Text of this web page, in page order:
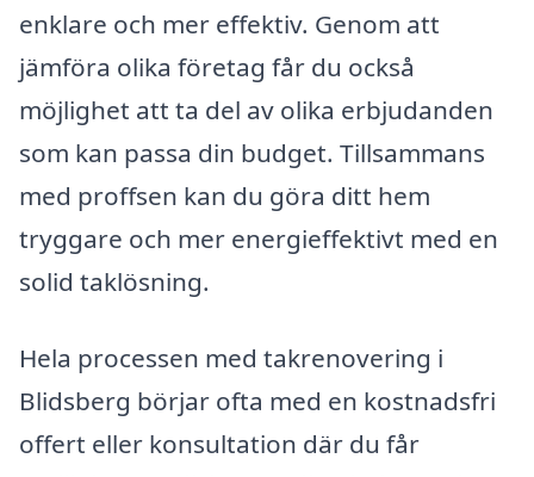
enklare och mer effektiv. Genom att
jämföra olika företag får du också
möjlighet att ta del av olika erbjudanden
som kan passa din budget. Tillsammans
med proffsen kan du göra ditt hem
tryggare och mer energieffektivt med en
solid taklösning.
Hela processen med takrenovering i
Blidsberg börjar ofta med en kostnadsfri
offert eller konsultation där du får